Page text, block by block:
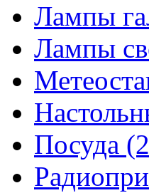
Лампы
Лампы
Посуда